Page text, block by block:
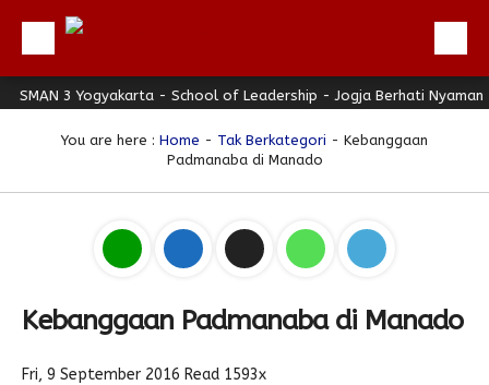
Beranda
Download
Hubungi Kami
3 Yogyakarta - School of Leadership - Jogja Berhati Nyaman
You are here : Home - Tak Berkategori - Kebanggaan
Padmanaba di Manado
Kebanggaan Padmanaba di Manado
Fri, 9 September 2016 Read 1593x